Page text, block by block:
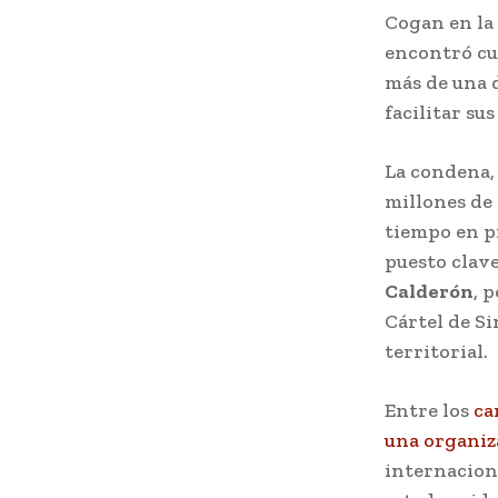
Cogan en
encontró
más de
facilitar
La
millones
tiempo en
puesto
Calderón,
Cártel de
territorial.
Entre los
una